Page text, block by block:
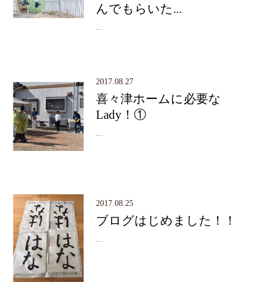
んでもらいた...
2017.08.27
喜々津ホームに必要な
Lady！①
2017.08.25
ブログはじめました！！